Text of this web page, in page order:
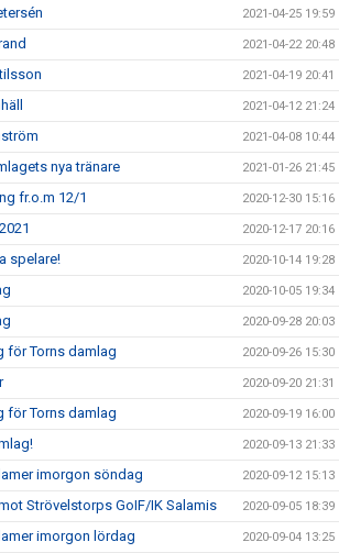
2021-04-25 19:59
2021-04-22 20:48
2021-04-19 20:41
2021-04-12 21:24
2021-04-08 10:44
nya tränare 2021-01-26 21:45
fr.o.m 12/1 2020-12-30 15:16
2020-12-17 20:16
spelare! 2020-10-14 19:28
2020-10-05 19:34
2020-09-28 20:03
för Torns damlag 2020-09-26 15:30
2020-09-20 21:31
för Torns damlag 2020-09-19 16:00
2020-09-13 21:33
imorgon söndag 2020-09-12 15:13
Strövelstorps GoIF/IK Salamis 2020-09-05 18:39
imorgon lördag 2020-09-04 13:25